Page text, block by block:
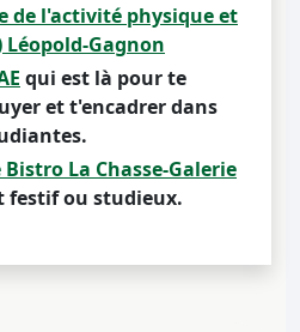
de l'activité physique et
Léopold-Gagnon
qui est là pour te
et t'encadrer dans
Bistro La Chasse-Galerie
festif ou studieux.